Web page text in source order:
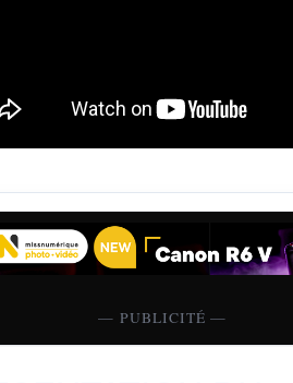
— PUBLICITÉ —